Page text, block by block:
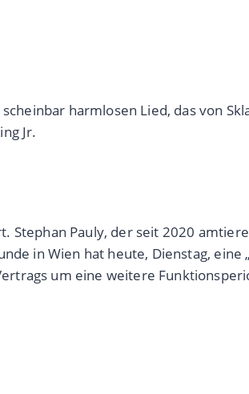
harmlosen Lied, das von
Jr.
Pauly, der seit 2020
in Wien hat heute, Dienstag,
um eine weitere